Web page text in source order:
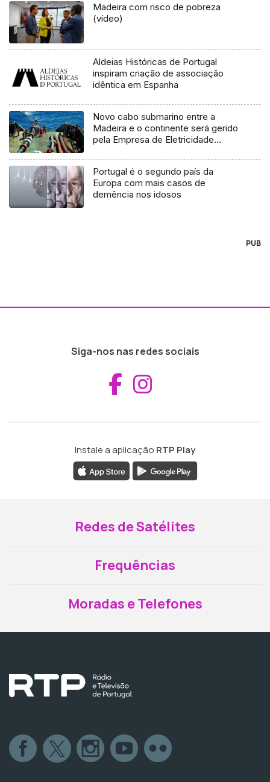
Madeira com risco de pobreza
(vídeo)
Aldeias Históricas de Portugal
inspiram criação de associação
idêntica em Espanha
Novo cabo submarino entre a
Madeira e o continente será gerido
pela Empresa de Eletricidade
Portugal é o segundo país da
Europa com mais casos de
demência nos idosos
PUB
Siga-nos nas redes sociais
Aceder ao
Instale a aplicação RTP Play
Redes de Satélites
Frequências
Moradas e Telefones